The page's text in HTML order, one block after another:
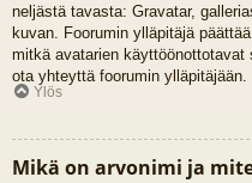
neljästä tavasta: Gravatar,
kuvan. Foorumin ylläpitäjä
mitkä avatarien käyttöönottotavat
ota yhteyttä foorumin ylläpitäjään.
Ylös
Mikä on arvonimi ja